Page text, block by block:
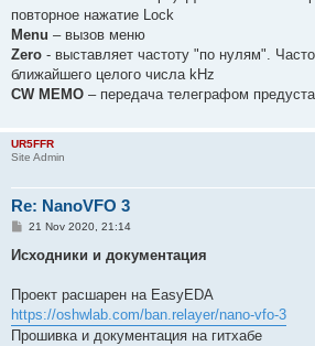
повторное нажатие Lock
Menu – вызов меню
Zero - выставляет частоту "по нулям".
ближайшего целого числа kHz
CW MEMO – передача телеграфом
UR5FFR
Site Admin
Re: NanoVFO 3
P
s
21 Nov 2020, 21:14
Исходники и документация
Проект расшарен на EasyEDA
https://oshwlab.com/ban.relayer/nano-vfo-3
Прошивка и документация на гитхабе